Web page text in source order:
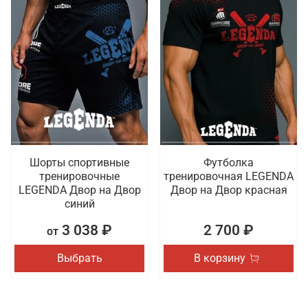
Шорты спортивные
тренировочные
LEGENDA Двор на Двор
синий
от 3 038 ₽
Выбрать
Футболка
тренировочная LEGENDA
Двор на Двор красная
2 700 ₽
В корзину